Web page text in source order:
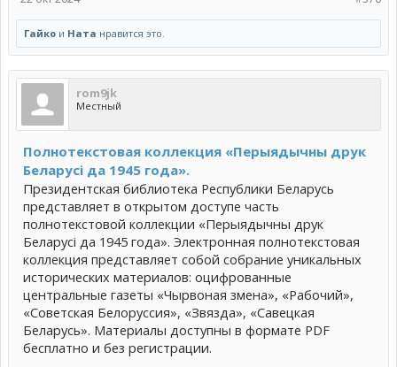
Гайко и Ната нравится это.
rom9jk
Местный
Полнотекстовая коллекция «Перыядычны друк
Беларусі да 1945 года».
Президентская библиотека Республики Беларусь
представляет в открытом доступе часть
полнотекстовой коллекции «Перыядычны друк
Беларусі да 1945 года». Электронная полнотекстовая
коллекция представляет собой собрание уникальных
исторических материалов: оцифрованные
центральные газеты «Чырвоная змена», «Рабочий»,
«Советская Белоруссия», «Звязда», «Савецкая
Беларусь». Материалы доступны в формате PDF
бесплатно и без регистрации.